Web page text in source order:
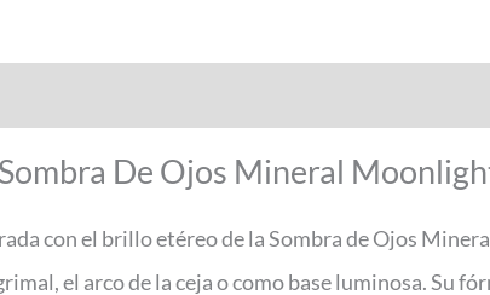
De Ojos Mineral
con el brillo etéreo de la Sombra de Ojos
el arco de la ceja o como base luminosa. Su